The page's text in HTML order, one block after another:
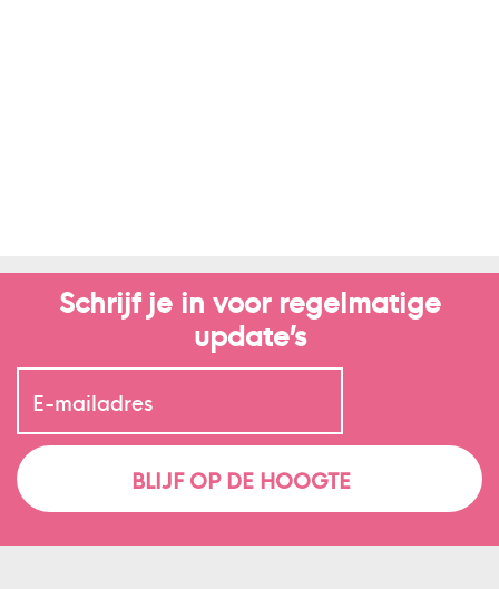
Schrijf je in voor regelmatige
update’s